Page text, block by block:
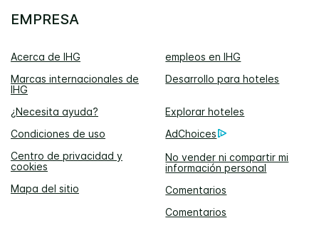
EMPRESA
Acerca de IHG
empleos en IHG
Marcas internacionales de
IHG
Desarrollo para hoteles
¿Necesita ayuda?
Explorar hoteles
Condiciones de uso
AdChoices
Centro de privacidad y
cookies
No vender ni compartir mi
información personal
Mapa del sitio
Comentarios
Comentarios